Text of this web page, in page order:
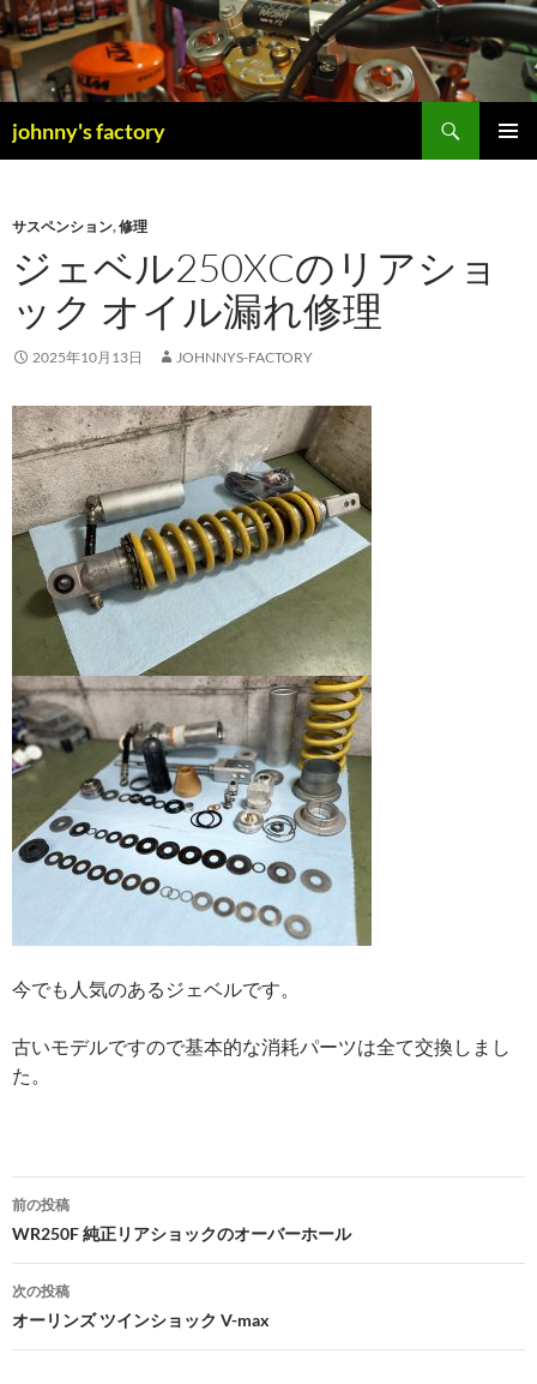
johnny's factory
索
ン
ツ
へ
ス
キ
ッ
サスペンション,修理
ジェベル250XCのリアショ
ック オイル漏れ修理
2025年10月13日 JOHNNYS-FACTORY
今でも人気のあるジェベルです。
古いモデルですので基本的な消耗パーツは全て交換しまし
た。
投
稿
ナ
前の投稿
WR250F 純正リアショックのオーバーホール
次の投稿
オーリンズ ツインショック V-max